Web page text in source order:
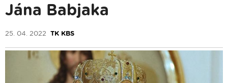
Jána Babjaka
25. 04. 2022 TK KBS